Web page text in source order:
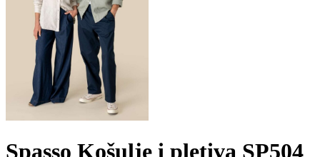
Spasso Košulje i pletiva SP504